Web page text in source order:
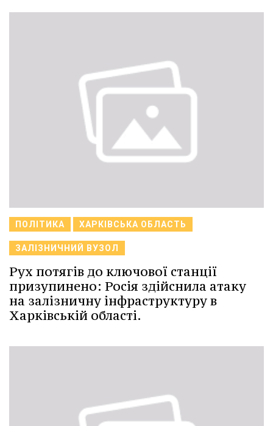
ПОЛІТИКА ХАРКІВСЬКА ОБЛАСТЬ
ЗАЛІЗНИЧНИЙ ВУЗОЛ
Рух потягів до ключової станції
призупинено: Росія здійснила атаку
на залізничну інфраструктуру в
Харківській області.